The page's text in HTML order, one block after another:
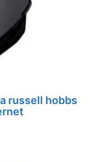
russell hobbs